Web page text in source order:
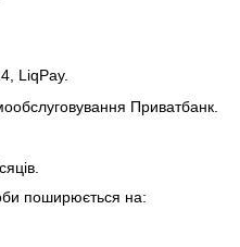
LiqPay.
Приватбанк.
поширюється на: